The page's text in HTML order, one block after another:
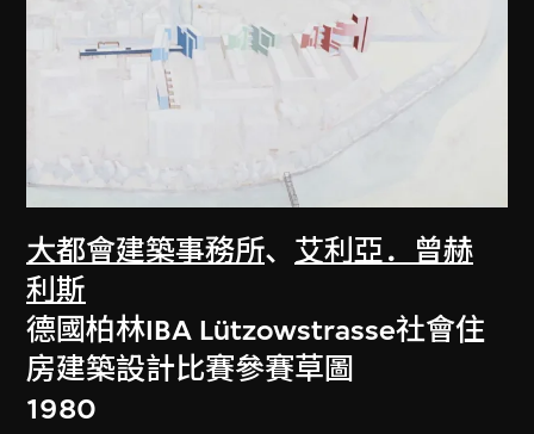
大都會建築事務所、 艾利亞．曾赫
利斯
德國柏林IBA Lützowstrasse社會住
房建築設計比賽參賽草圖
1980